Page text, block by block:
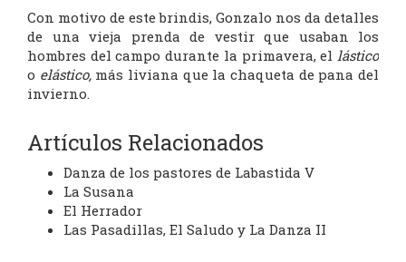
Con motivo de este brindis, Gonzalo nos da detalles
de una vieja prenda de vestir que usaban los
hombres del campo durante la primavera, el lástico
o elástico,más liviana que la chaqueta de pana del
invierno.
Artículos Relacionados
Danza de los pastores de Labastida V
La Susana
El Herrador
Las Pasadillas, El Saludo y La Danza II